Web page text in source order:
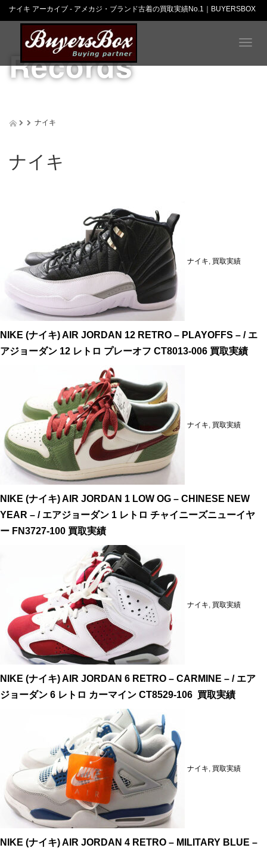
ナイキ アーカイブ - アメカジ・ブランド古着の買取実績No.1｜BUYERSBOX
T
g
Records
ナイキ
ナイキ
ナイキ 買取実績
NIKE (ナイキ) AIR JORDAN 12 RETRO – PLAYOFFS – / エ
アジョーダン 12 レトロ プレーオフ CT8013-006 買取実績
ナイキ 買取実績
NIKE (ナイキ) AIR JORDAN 1 LOW OG – CHINESE NEW
YEAR – / エアジョーダン 1 レトロ チャイニーズニューイヤ
ー FN3727-100 買取実績
ナイキ 買取実績
NIKE (ナイキ) AIR JORDAN 6 RETRO – CARMINE – / エア
ジョーダン 6 レトロ カーマイン CT8529-106 買取実績
ナイキ 買取実績
NIKE (ナイキ) AIR JORDAN 4 RETRO – MILITARY BLUE –